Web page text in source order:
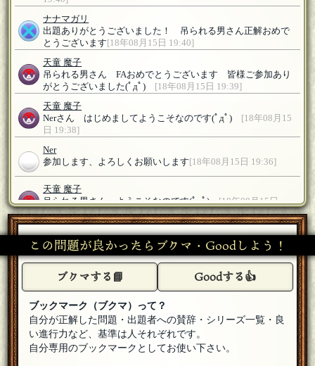
ナナマガリ
出題ありがとうございました！ 吊られる男さん正解おめで
とうございます [18年08月15日 19:40]
天童 魔子
吊られる男さん FAおめでとうございます 皆様ご参加あり
がとうございました(ﾟдﾟ)ゞ
[18年08月15日 19:39]
天童 魔子
Nerさん はじめましてようこそなのです(ﾟдﾟ)ゞ
[18年08月15
日 19:38]
Ner
参加します、よろしくお願いします [18年08月15日 19:36]
天童 魔子
吊られる男さん ようこそなのです(ﾟдﾟ)ゞ[18年08月15日
19:30]
天童 魔子
あと半月ほどで完了させる予定なので実は遅いくらいなので
す[18年08月15日 19:30]
吊られる男
参加します！[18年08月15日 19:30]
天童 魔子
ゆめのみさん ようこそなのです(ﾟдﾟ)ゞ
19:29]
この問題が良かったらブクマ・Goodしよう！
ブクマする📘 Goodする👍
ブックマーク（ブクマ）って？
自分が正解した問題・出題者への賛辞・シリーズ一覧・良
い進行力など、基準は人それぞれです。
自分専用のブックマークとしてお使い下さい。